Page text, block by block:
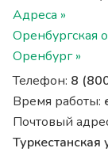
Адреса »
Оренбургская
Оренбург »
Телефон: 8
Время работы:
Почтовый